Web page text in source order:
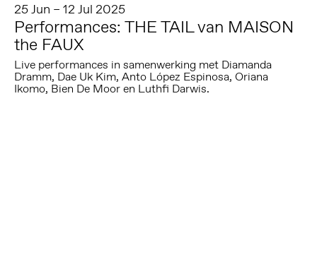
25 Jun – 12 Jul 2025
Performances: THE TAIL van MAISON
the FAUX
Live performances in samenwerking met Diamanda
Dramm, Dae Uk Kim, Anto López Espinosa, Oriana
Ikomo, Bien De Moor en Luthfi Darwis.